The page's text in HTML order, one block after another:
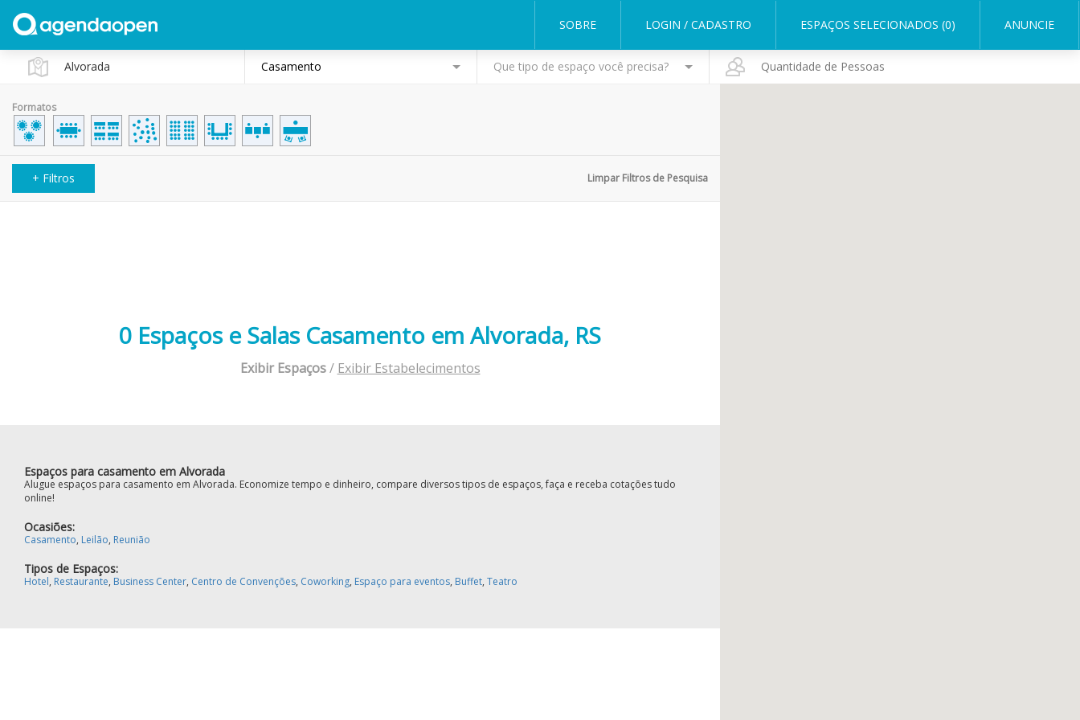
SOBRE LOGIN / CADASTRO ESPAÇOS SELECIONADOS (0) ANUNCIE
Casamento Que tipo de espaço você precisa?
Formatos
+ Filtros
0 Espaços e Salas Casamento em Alvorada, RS
Exibir Espaços/ Exibir Estabelecimentos
Espaços para casamento em Alvorada
Alugue espaços para casamento em Alvorada. Economize tempo e dinheiro, compare diversos tipos de espaços, faça e receba cotações tudo
online!
Ocasiões:
Casamento, Leilão, Reunião
Tipos de Espaços:
Hotel, Restaurante, Business Center, Centro de Convenções, Coworking, Espaço para eventos, Buffet, Teatro